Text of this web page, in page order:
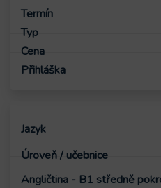
Angličtina - B1 středně